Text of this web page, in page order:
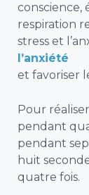
conscience,
respiration
stress et
l’anxiété
et favoriser
Pour
pendant
pendant
huit
quatre fois.